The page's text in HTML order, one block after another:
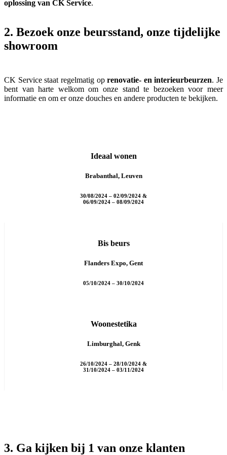
oplossing van CK Service.
2. Bezoek onze beursstand, onze tijdelijke
showroom
CK Service staat regelmatig oprenovatie- en interieurbeurzen. Je
bent van harte welkom om onze stand te bezoeken voor meer
informatie en om er onze douches en andere producten te bekijken.
Ideaal wonen
Brabanthal, Leuven
30/08/2024 – 02/09/2024 &
06/09/2024 – 08/09/2024
Bis beurs
Flanders Expo, Gent
05/10/2024 – 30/10/2024
Woonestetika
Limburghal, Genk
26/10/2024 – 28/10/2024 &
31/10/2024 – 03/11/2024
3. Ga kijken bij 1 van onze klanten